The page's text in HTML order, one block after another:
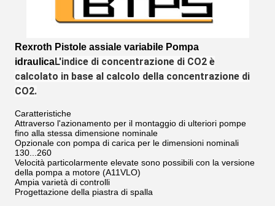
Rexroth Pistole assiale variabile Pompa
idraulicaL'indice di concentrazione di CO2 è
calcolato in base al calcolo della concentrazione di
CO2.
Caratteristiche
Attraverso l'azionamento per il montaggio di ulteriori pompe
fino alla stessa dimensione nominale
Opzionale con pompa di carica per le dimensioni nominali
130...260
Velocità particolarmente elevate sono possibili con la versione
della pompa a motore (A11VLO)
Ampia varietà di controlli
Progettazione della piastra di spalla